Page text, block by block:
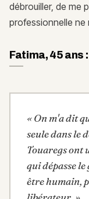
débrouiller, de me
professionnelle
Fatima, 45 ans
«On m'a dit
seule dans le
Touaregs ont
qui dépasse
être humain,